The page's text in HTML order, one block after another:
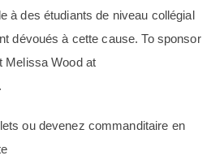
à des étudiants de niveau collégial
dévoués à cette cause. To sponsor
Melissa Wood at
ou devenez commanditaire en